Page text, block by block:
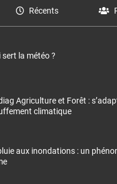
Récents
sert la météo ?
Agriculture et Forêt :
climatique
aux inondations : un